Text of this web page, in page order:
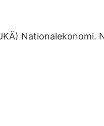
Nationalekonomi.